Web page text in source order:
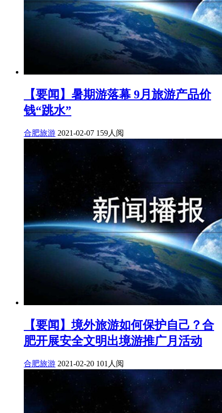
【要闻】暑期游落幕 9月旅游产品价
钱“跳水”
合肥旅游 2021-02-07 159人阅
【要闻】境外旅游如何保护自己？合
肥开展安全文明出境游推广月活动
合肥旅游 2021-02-20 101人阅